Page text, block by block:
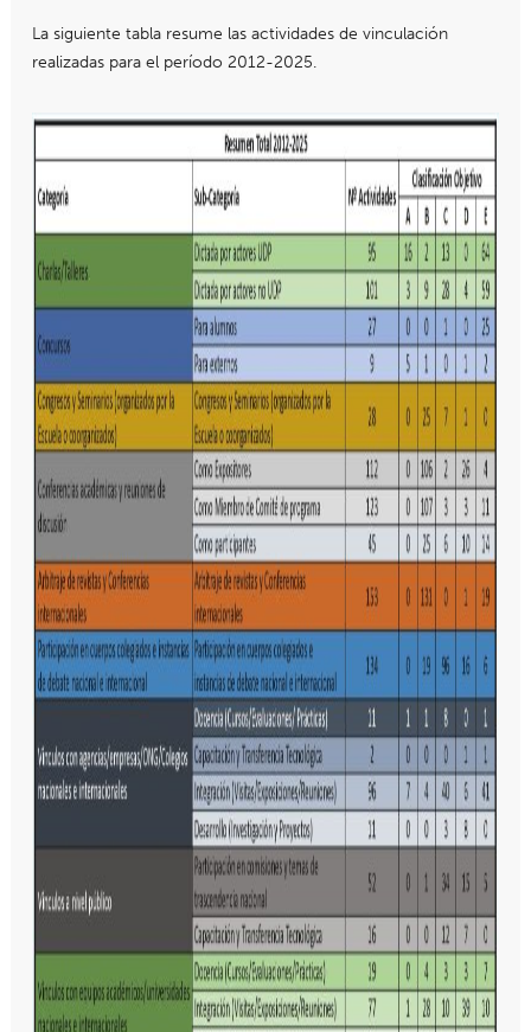
La siguiente tabla resume las actividades de vinculación
realizadas para el período 2012-2025.